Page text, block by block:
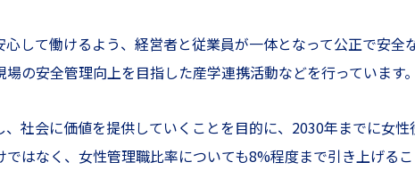
して働けるよう、経営者と従業員が一体となって公正で安
の安全管理向上を目指した産学連携活動などを行っています。
社会に価値を提供していくことを目的に、2030年までに女
はなく、女性管理職比率についても8%程度まで引き上げるこ